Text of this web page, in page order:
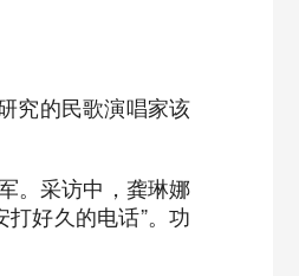
究的民歌演唱家该
。采访中，龚琳娜
好久的电话”。功